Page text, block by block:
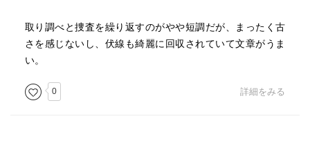
取り調べと捜査を繰り返すのがやや短調だが、まったく古
さを感じないし、伏線も綺麗に回収されていて文章がうま
い。
0 詳細をみる